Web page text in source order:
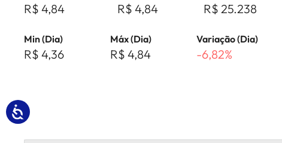
R$ 4,84 R$ 4,84 R$ 25.238
Min (Dia)
R$ 4,36
Máx (Dia)
R$ 4,84
Variação (Dia)
-6,82%